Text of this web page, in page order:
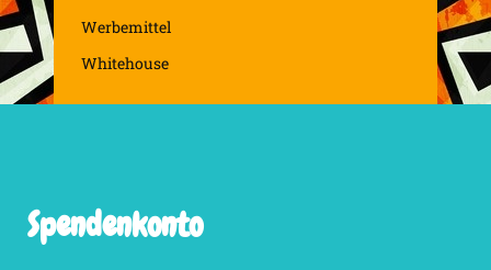
Werbemittel
Whitehouse
Spendenkonto